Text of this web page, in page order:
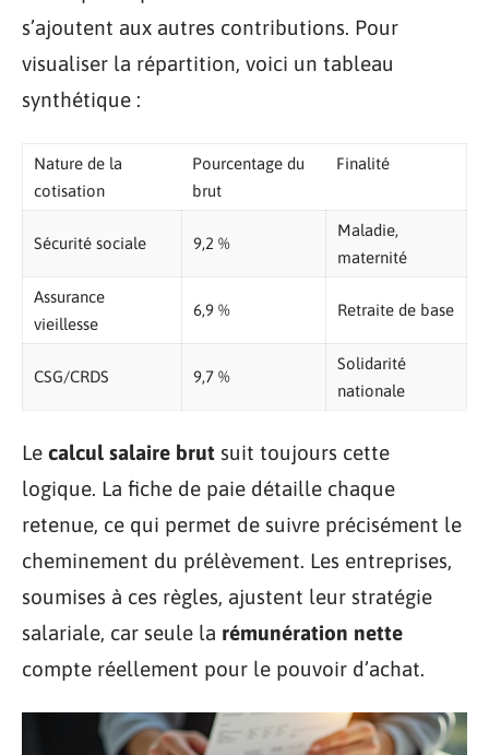
s’ajoutent aux autres contributions. Pour
visualiser la répartition, voici un tableau
synthétique :
Nature de la
cotisation
Pourcentage du
brut
Finalité
Sécurité sociale 9,2 %
Maladie,
maternité
Assurance
vieillesse
6,9 % Retraite de base
CSG/CRDS 9,7 %
Solidarité
nationale
Le calcul salaire brut suit toujours cette
logique. La fiche de paie détaille chaque
retenue, ce qui permet de suivre précisément le
cheminement du prélèvement. Les entreprises,
soumises à ces règles, ajustent leur stratégie
salariale, car seule la rémunération nette
compte réellement pour le pouvoir d’achat.